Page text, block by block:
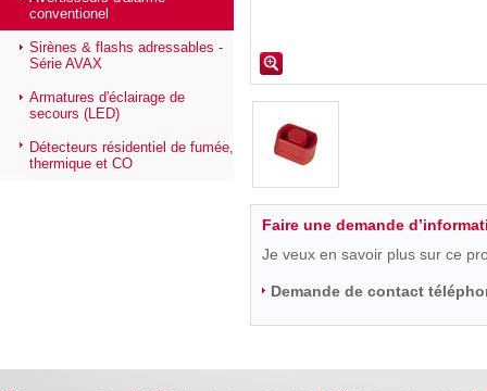
conventionel
Sirènes & flashs adressables -
Série AVAX
Armatures d'éclairage de
secours (LED)
Détecteurs résidentiel de fumée,
thermique et CO
Faire une demande
Je veux en savoir plus sur ce
Demande de contact